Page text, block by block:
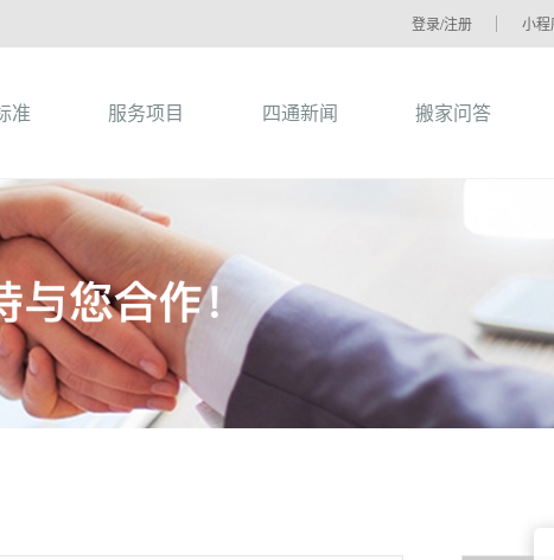
登录/注册 小程
准 服务项目 四通新闻 搬家问答